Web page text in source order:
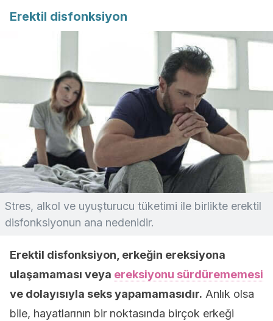
Erektil disfonksiyon
Stres, alkol ve uyuşturucu tüketimi ile birlikte erektil
disfonksiyonun ana nedenidir.
Erektil disfonksiyon, erkeğin ereksiyona
ulaşamaması veya ereksiyonu sürdürememesi
ve dolayısıyla seks yapamamasıdır. Anlık olsa
bile, hayatlarının bir noktasında birçok erkeği